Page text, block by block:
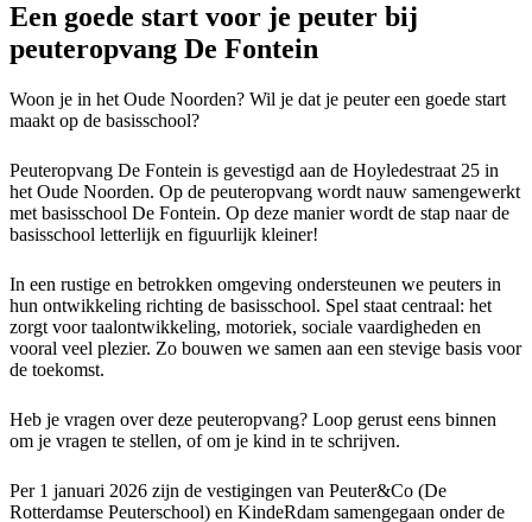
Een goede start voor je peuter bij
peuteropvang De Fontein
Woon je in het Oude Noorden? Wil je dat je peuter een goede start
maakt op de basisschool?
Peuteropvang De Fontein is gevestigd aan de Hoyledestraat 25 in
het Oude Noorden. Op de peuteropvang wordt nauw samengewerkt
met basisschool De Fontein. Op deze manier wordt de stap naar de
basisschool letterlijk en figuurlijk kleiner!
In een rustige en betrokken omgeving ondersteunen we peuters in
hun ontwikkeling richting de basisschool. Spel staat centraal: het
zorgt voor taalontwikkeling, motoriek, sociale vaardigheden en
vooral veel plezier. Zo bouwen we samen aan een stevige basis voor
de toekomst.
Heb je vragen over deze peuteropvang? Loop gerust eens binnen
om je vragen te stellen, of om je kind in te schrijven.
Per 1 januari 2026 zijn de vestigingen van Peuter&Co (De
Rotterdamse Peuterschool) en KindeRdam samengegaan onder de